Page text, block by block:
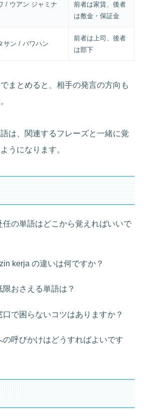
/ ウアン ジャミナ
前者は家賃、後者
は敷金・保証金
サン / バワハン
前者は上司、後者
は部下
まとめると、相手の発言の方向も
は、関連するフレーズと一緒に覚
うになります。
任の単語はどこから覚えればいいで
kerja の違いは何ですか？
おさえる単語は？
で困らないコツはありますか？
の呼びかけはどうすればよいです